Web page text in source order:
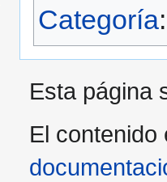
Categoría:
Esta página
El